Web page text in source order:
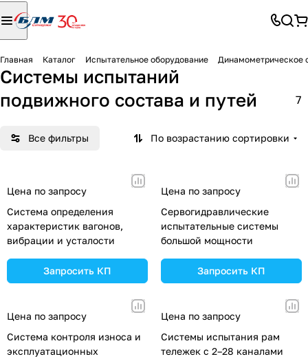
Главная Каталог Испытательное оборудование Динамометрическое
Системы испытаний
подвижного состава и путей
7
Все фильтры По возрастанию сортировки
Цена по запросу
Система определения
характеристик вагонов,
вибрации и усталости
Запросить КП
Цена по запросу
Сервогидравлические
испытательные системы
большой мощности
Запросить КП
Цена по запросу
Система контроля износа и
эксплуатационных
Цена по запросу
Системы испытания рам
тележек с 2–28 каналами